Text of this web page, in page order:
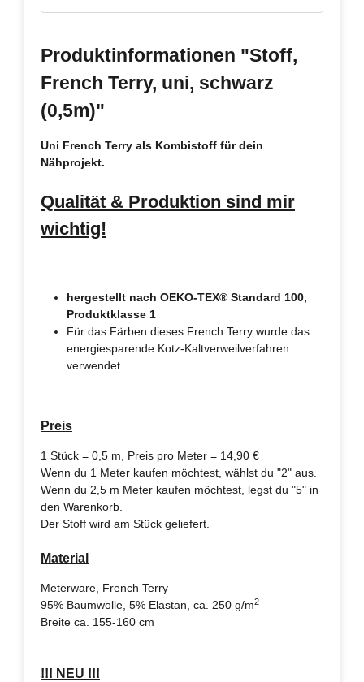
Produktinformationen "Stoff,
French Terry, uni, schwarz
(0,5m)"
Uni French Terry als Kombistoff für dein
Nähprojekt.
Qualität & Produktion sind mir
wichtig!
hergestellt nach OEKO-TEX® Standard 100,
Produktklasse 1
Für das Färben dieses French Terry wurde das
energiesparende Kotz-Kaltverweilverfahren
verwendet
Preis
1 Stück = 0,5 m, Preis pro Meter = 14,90 €
Wenn du 1 Meter kaufen möchtest, wählst du "2" aus.
Wenn du 2,5 m Meter kaufen möchtest, legst du "5" in
den Warenkorb.
Der Stoff wird am Stück geliefert.
Material
Meterware, French Terry
95% Baumwolle, 5% Elastan, ca. 250 g/m2
Breite ca. 155-160 cm
!!! NEU !!!